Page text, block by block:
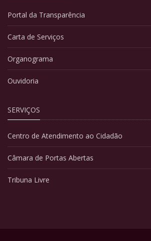
Portal da Transparência
Carta de Serviços
Organograma
Ouvidoria
SERVIÇOS
Centro de Atendimento ao Cidadão
Câmara de Portas Abertas
Tribuna Livre